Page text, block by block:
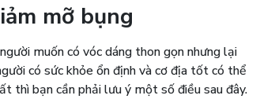
mỡ bụng
muốn có vóc dáng thon gọn nhưng lại
có sức khỏe ổn định và cơ địa tốt có thể
thì bạn cần phải lưu ý một số điều sau đây.